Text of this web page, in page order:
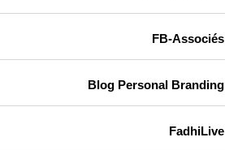
FB-Associés
Blog Personal Branding
FadhiLive